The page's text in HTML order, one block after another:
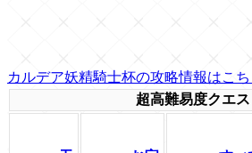
カルデア妖精騎士杯の攻略情報はこち
超高難易度クエス